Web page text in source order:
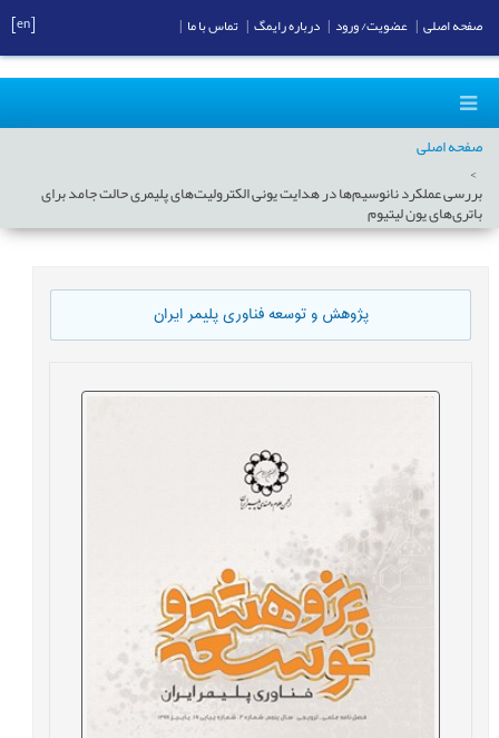
صفحه اصلی
بررسی عملکرد نانوسیم‌ها در هدایت یونی الکترولیت‌های پلیمری حالت جامد برای
باتری‌های یون لیتیوم
پژوهش و توسعه فناوری پلیمر ایران
صفحه اصلی عضویت/ ورود درباره رایمگ تماس با ما